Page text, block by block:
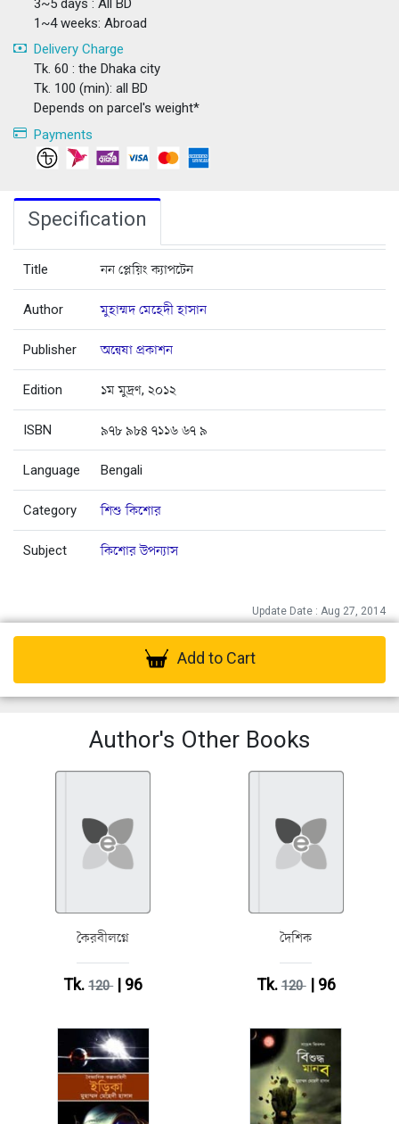
1~4 weeks: Abroad
Delivery Charge
Tk. 60 : the Dhaka city
Tk. 100 (min): all BD
Depends on parcel's weight*
Payments
Specification
Title নন প্লেয়িং ক্যাপটেন
Author মুহাম্মদ মেহেদী হাসান
Publisher অন্বেষা প্রকাশন
Edition ১ম মুদ্রণ, ২০১২
ISBN ৯৭৮ ৯৮৪ ৭১১৬ ৬৭ ৯
Language Bengali
Category শিশু কিশোর
Subject কিশোর উপন্যাস
Update Date : Aug 27, 2014
Add to Cart
Author's Other Books
কৈরবীলগ্নে
Tk.120| 96
দৈশিক
Tk.120| 96